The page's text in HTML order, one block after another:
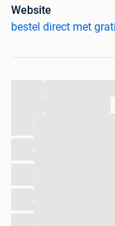
Beschikbaar in de
Onze prijzen zijn
Website
bestel direct met